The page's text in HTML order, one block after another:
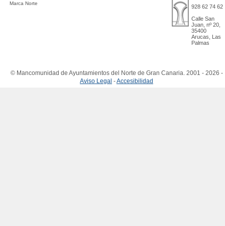
Marca Norte
928 62 74 62
Calle San
Juan, nº 20,
35400
Arucas, Las
Palmas
© Mancomunidad de Ayuntamientos del Norte de Gran Canaria. 2001 - 2026 -
Aviso Legal -Accesibilidad